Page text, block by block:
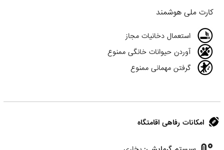
کارت ملی هوشمند
استعمال دخانیات مجاز
آوردن حیوانات خانگی ممنوع
گرفتن مهمانی ممنوع
امکانات رفاهی اقامتگاه